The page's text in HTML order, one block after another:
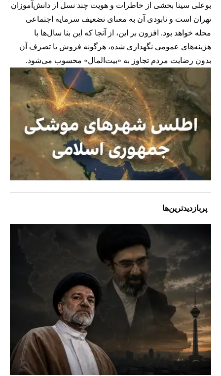
بوعلی سینا بخشی از خاطرات و هویت چند نسل از دانش‌آموزان
تهران است و نابودی آن به معنای تضعیف سرمایه اجتماعی
محله خواهد بود. افزون بر این، از آنجا که این بنا سال‌ها با
هزینه‌های عمومی نگهداری شده، هرگونه فروش یا تصرف آن
بدون رضایت مردم تجاوز به «بیت‌المال» محسوب می‌شود.
پربازدیدترین‌ها